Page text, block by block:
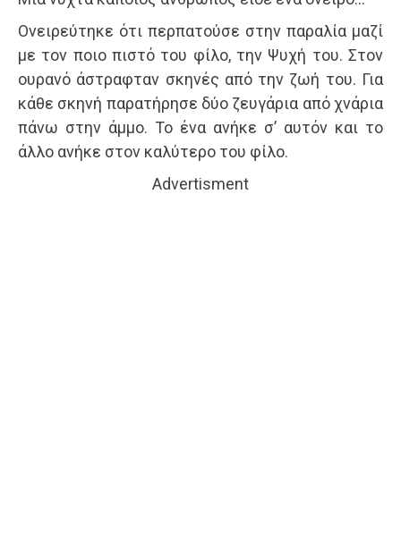
Ονειρεύτηκε ότι περπατούσε στην παραλία μαζί
με τον ποιο πιστό του φίλο, την Ψυχή του. Στον
ουρανό άστραφταν σκηνές από την ζωή του. Για
κάθε σκηνή παρατήρησε δύο ζευγάρια από χνάρια
πάνω στην άμμο. Το ένα ανήκε σ’ αυτόν και το
άλλο ανήκε στον καλύτερο του φίλο.
Advertisment